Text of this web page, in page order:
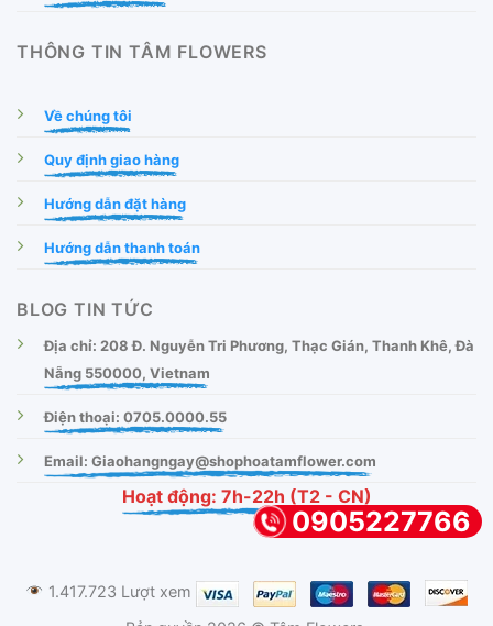
THÔNG TIN TÂM FLOWERS
Về chúng tôi
Quy định giao hàng
Hướng dẫn đặt hàng
Hướng dẫn thanh toán
BLOG TIN TỨC
Địa chỉ: 208 Đ. Nguyễn Tri Phương, Thạc Gián, Thanh Khê, Đà
Nẵng 550000, Vietnam
Điện thoại: 0705.0000.55
Email: Giaohangngay@shophoatamflower.com
Hoạt động: 7h-22h (T2 - CN)
1.417.723 Lượt xem
0905227766